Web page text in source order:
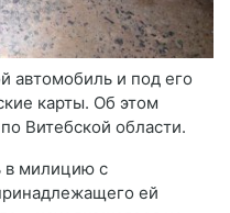
автомобиль и под его
карты. Об этом
Витебской области.
в милицию с
ей